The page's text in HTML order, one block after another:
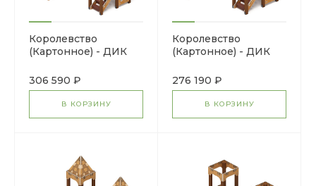
Королевство
(Картонное) - ДИК
комплекс H=900
306 590 ₽
В КОРЗИНУ
Королевство
(Картонное) - ДИК
комплекс H=900
276 190 ₽
В КОРЗИНУ